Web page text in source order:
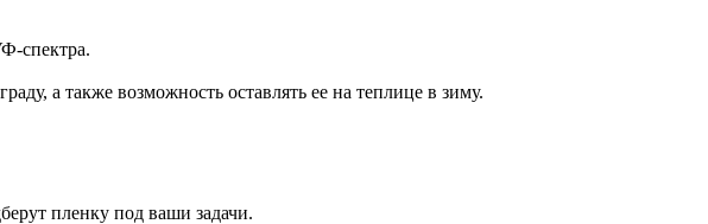
спектра.
а также возможность оставлять ее на теплице в зиму.
пленку под ваши задачи.